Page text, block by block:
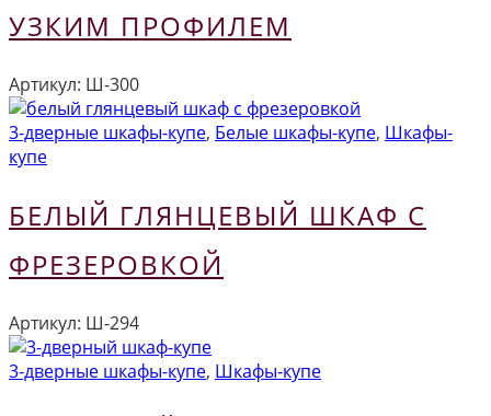
УЗКИМ ПРОФИЛЕМ
Артикул: Ш-300
3-дверные шкафы-купе, Белые шкафы-купе, Шкафы-
купе
БЕЛЫЙ ГЛЯНЦЕВЫЙ ШКАФ С
ФРЕЗЕРОВКОЙ
Артикул: Ш-294
3-дверные шкафы-купе, Шкафы-купе